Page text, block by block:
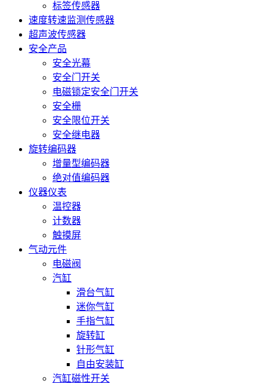
标签传感器
速度转速监测传感器
超声波传感器
安全产品
安全光幕
安全门开关
电磁锁定安全门开关
安全栅
安全限位开关
安全继电器
旋转编码器
增量型编码器
绝对值编码器
仪器仪表
温控器
计数器
触摸屏
气动元件
电磁阀
汽缸
滑台气缸
迷你气缸
手指气缸
旋转缸
针形气缸
自由安装缸
汽缸磁性开关